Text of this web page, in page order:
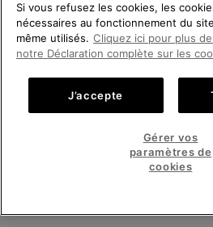
France
©2026 SOREL. Tous droits réservés.
Conditions Générales de Vente Garanties
Impressum Public CBCR
Service client: Lun - Sam de 9h à 13h et de 14h à
BIENVENUE
VEUILLEZ
VOTRE PAYS DE
Achats en ligne
VOIR TOUS
Si vous refusez les cookies, les
nécessaires au fonctionnement du
même utilisés. Cliquez ici pour plus
notre Déclaration complète sur les
J’accepte
Gérer vos
paramètres de
cookies